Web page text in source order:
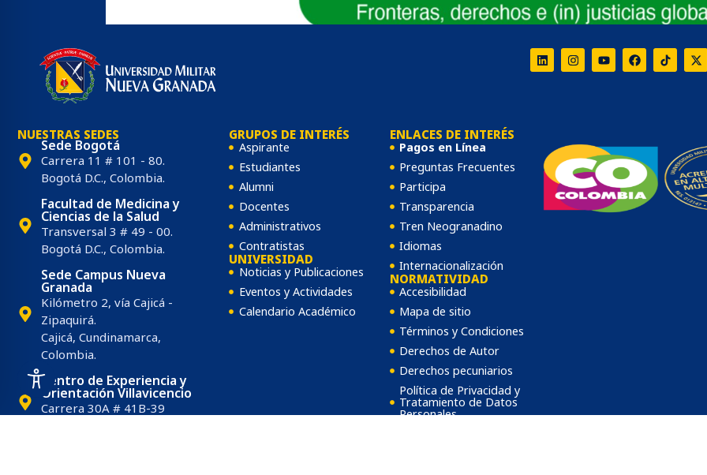
El XIII CONGRESO MUNDIAL DE BIOETICA (SIBI) y XII CONGRESO INTERNACIONAL
une al mundo en un encuentro global para examinar los determinantes sociales que definen la
NUESTRAS SEDES
Sede Bogotá
Carrera 11 # 101 - 80.
Bogotá D.C., Colombia.
Facultad de Medicina y
Ciencias de la Salud
Transversal 3 # 49 - 00.
Bogotá D.C., Colombia.
Sede Campus Nueva
Granada
Kilómetro 2, vía Cajicá -
Zipaquirá.
Cajicá, Cundinamarca,
Colombia.
Centro de Experiencia y
Orientación Villavicencio
Carrera 30A # 41B-39
GRUPOS DE INTERÉS
Aspirante
Estudiantes
Alumni
Docentes
Administrativos
Contratistas
UNIVERSIDAD
Noticias y Publicaciones
Eventos y Actividades
Calendario Académico
ENLACES DE INTERÉS
Pagos en Línea
Preguntas Frecuentes
Participa
Transparencia
Tren Neogranadino
Idiomas
Internacionalización
NORMATIVIDAD
Accesibilidad
Mapa de sitio
Términos y Condiciones
Derechos de Autor
Derechos pecuniarios
Política de Privacidad y
Tratamiento de Datos
Personales